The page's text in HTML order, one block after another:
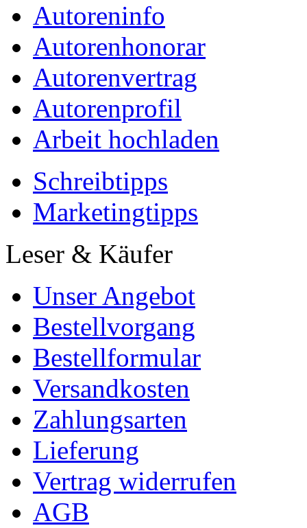
Autoreninfo
Autorenhonorar
Autorenvertrag
Autorenprofil
Arbeit hochladen
Schreibtipps
Marketingtipps
Leser & Käufer
Unser Angebot
Bestellvorgang
Bestellformular
Versandkosten
Zahlungsarten
Lieferung
Vertrag widerrufen
AGB